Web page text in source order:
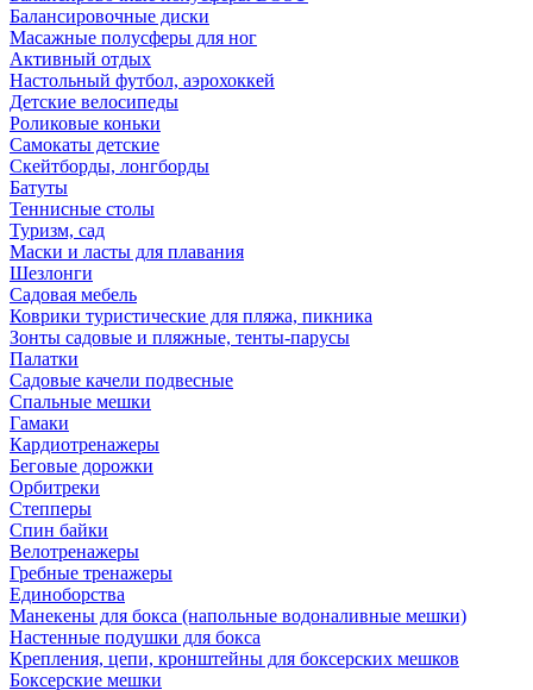
Балансировочные диски
Масажные полусферы для ног
Активный отдых
Настольный футбол, аэрохоккей
Детские велосипеды
Роликовые коньки
Самокаты детские
Скейтборды, лонгборды
Батуты
Теннисные столы
Туризм, сад
Маски и ласты для плавания
Шезлонги
Садовая мебель
Коврики туристические для пляжа, пикника
Зонты садовые и пляжные, тенты-парусы
Палатки
Садовые качели подвесные
Спальные мешки
Гамаки
Кардиотренажеры
Беговые дорожки
Орбитреки
Степперы
Спин байки
Велотренажеры
Гребные тренажеры
Единоборства
Манекены для бокса (напольные водоналивные мешки)
Настенные подушки для бокса
Крепления, цепи, кронштейны для боксерских мешков
Боксерские мешки